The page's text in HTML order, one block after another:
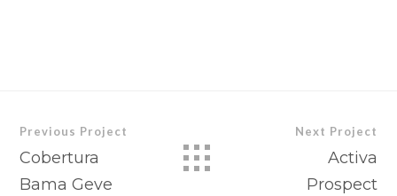
Previous Project
Cobertura
Bama Geve
Next Project
Activa
Prospect